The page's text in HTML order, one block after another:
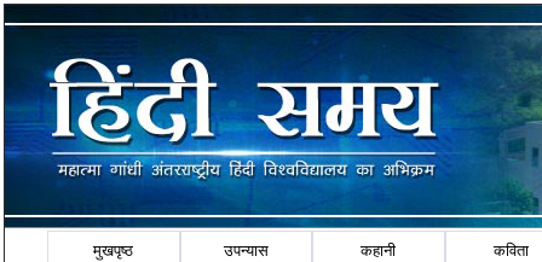
मुखपृष्ठ उपन्यास कहानी कविता